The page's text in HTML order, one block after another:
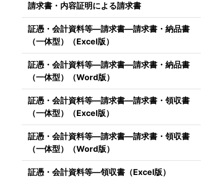
請求書・内容証明による請求書
証憑・会計資料等―請求書―請求書・納品書
（一体型）（Excel版）
証憑・会計資料等―請求書―請求書・納品書
（一体型）（Word版）
証憑・会計資料等―請求書―請求書・領収書
（一体型）（Excel版）
証憑・会計資料等―請求書―請求書・領収書
（一体型）（Word版）
証憑・会計資料等―領収書（Excel版）